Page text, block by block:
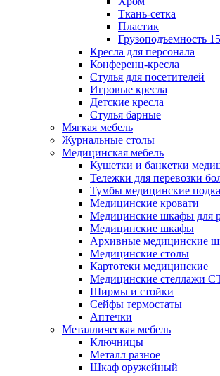
Ткань-сетка
Пластик
Грузоподъемность
Кресла для персонала
Конференц-кресла
Стулья для посетителей
Игровые кресла
Детские кресла
Стулья барные
Мягкая мебель
Журнальные столы
Медицинская мебель
Кушетки и банкетки
Тележки для перевозки
Тумбы медицинские
Медицинские кровати
Медицинские шкафы для
Медицинские шкафы
Архивные медицинские
Медицинские столы
Картотеки медицинские
Медицинские стеллажи
Ширмы и стойки
Сейфы термостаты
Аптечки
Металлическая мебель
Ключницы
Металл разное
Шкаф оружейный